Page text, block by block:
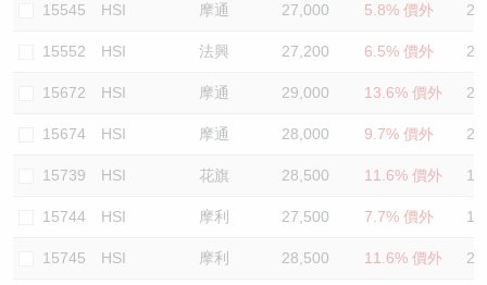
15545 HSI 摩通 27,000 5.8% 價外
15552 HSI 法興 27,200 6.5% 價外
15672 HSI 摩通 29,000 13.6% 價外
15674 HSI 摩通 28,000 9.7% 價外
15739 HSI 花旗 28,500 11.6% 價外
15744 HSI 摩利 27,500 7.7% 價外
15745 HSI 摩利 28,500 11.6% 價外